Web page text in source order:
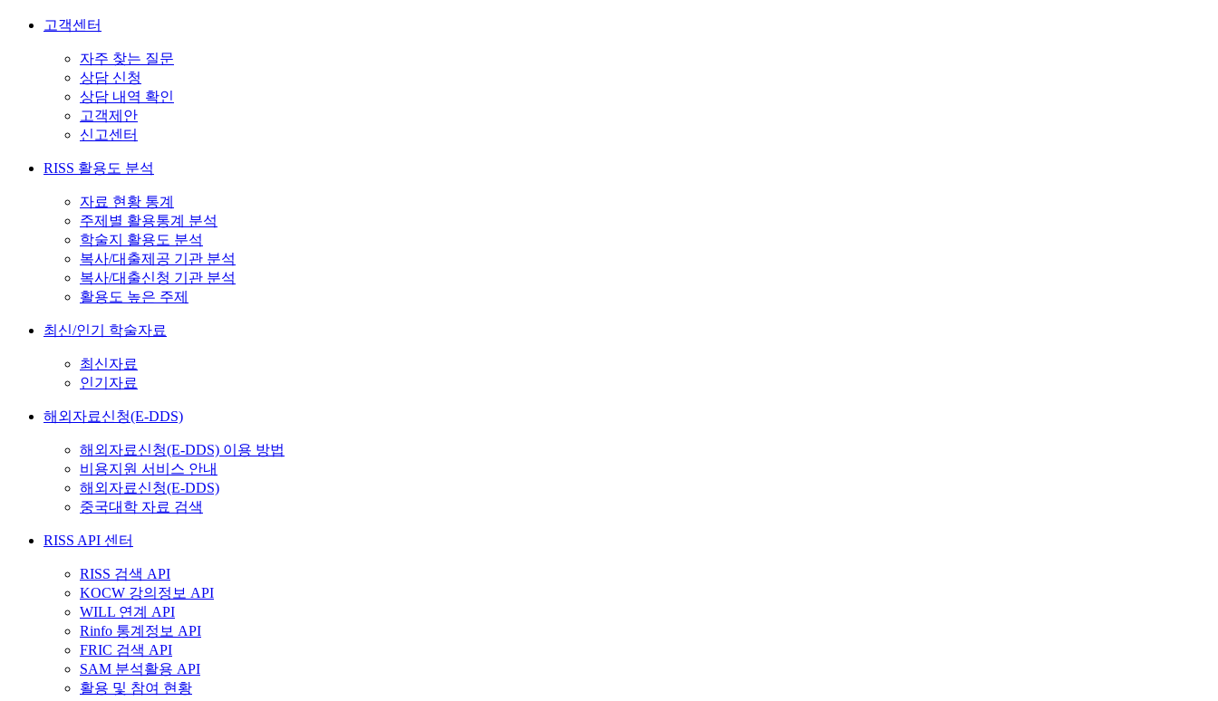
고객센터
자주 찾는 질문
상담 신청
상담 내역 확인
고객제안
신고센터
RISS 활용도 분석
자료 현황 통계
주제별 활용통계 분석
학술지 활용도 분석
복사/대출제공 기관 분석
복사/대출신청 기관 분석
활용도 높은 주제
최신/인기 학술자료
최신자료
인기자료
해외자료신청(E-DDS)
해외자료신청(E-DDS) 이용 방법
비용지원 서비스 안내
해외자료신청(E-DDS)
중국대학 자료 검색
RISS API 센터
RISS 검색 API
KOCW 강의정보 API
WILL 연계 API
Rinfo 통계정보 API
FRIC 검색 API
SAM 분석활용 API
활용 및 참여 현황